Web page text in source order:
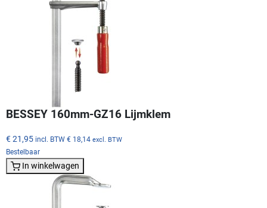
BESSEY 160mm-GZ16 Lijmklem
€ 21,95 incl. BTW € 18,14 excl. BTW
Bestelbaar
In winkelwagen